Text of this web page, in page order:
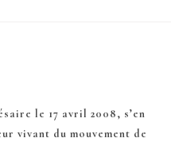
le 17 avril 2008, s’en
vivant du mouvement de